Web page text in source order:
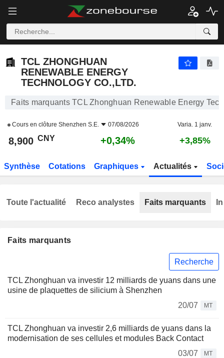
TCL ZHONGHUAN
RENEWABLE ENERGY
TECHNOLOGY CO.,LTD.
Faits marquants TCL Zhonghuan Renewable Energy
Cours en clôture Shenzhen S.E. 07/08/2026 Varia. 1 janv.
8,900 CNY +0,34% +3,85%
Synthèse Cotations Graphiques Actualités
Faits marquants
Recherche
TCL Zhonghuan va investir 12 milliards de yuans dans une
usine de plaquettes de silicium à Shenzhen
20/07
MT
TCL Zhonghuan va investir 2,6 milliards de yuans dans la
modernisation de ses cellules et modules Back Contact
03/07
MT
Toute l'actualité Reco analystes Faits marquants